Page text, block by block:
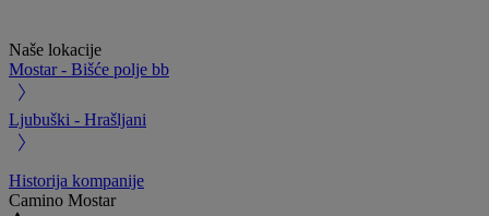
Naše lokacije
Mostar - Bišće polje bb
Ljubuški - Hrašljani
Historija kompanije
Camino Mostar